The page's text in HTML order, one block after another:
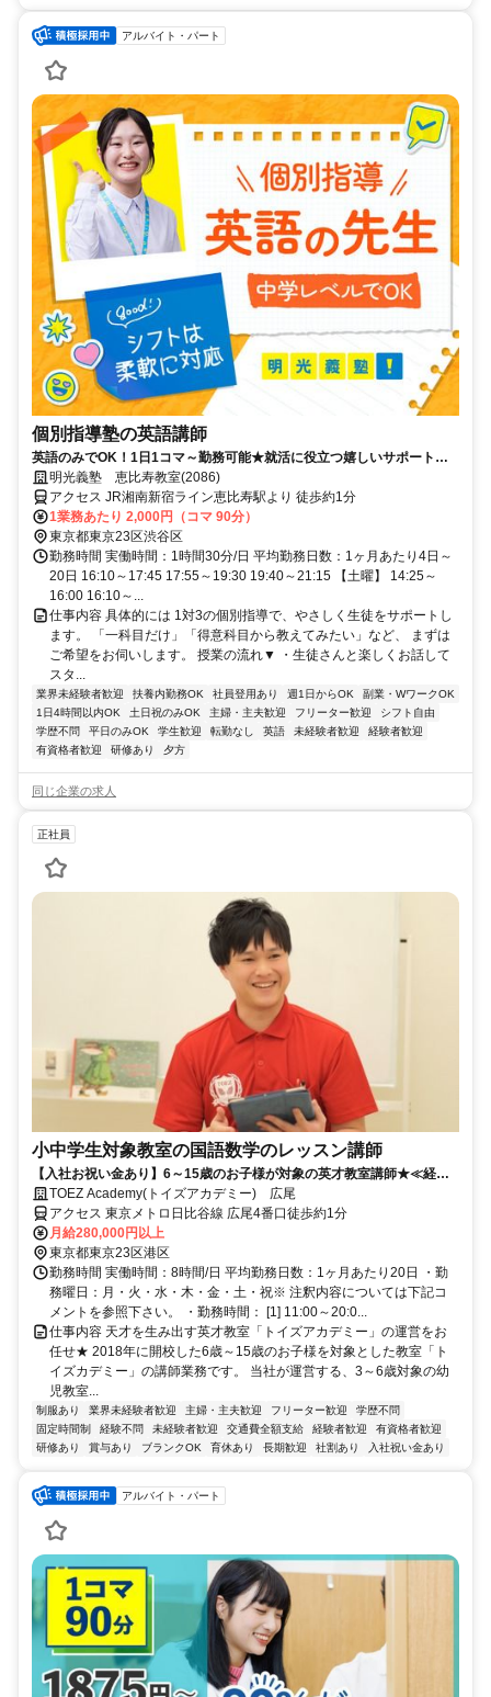
アルバイト・パート
個別指導塾の英語講師
英語のみでOK！1日1コマ～勤務可能★就活に役立つ嬉しいサポートも
◎ミドル・シニアも活躍中
明光義塾 恵比寿教室(2086)
アクセス JR湘南新宿ライン恵比寿駅より 徒歩約1分
1業務あたり 2,000円（コマ 90分）
東京都東京23区渋谷区
勤務時間 実働時間：1時間30分/日 平均勤務日数：1ヶ月あたり4日～
20日 16:10～17:45 17:55～19:30 19:40～21:15 【土曜】 14:25～
16:00 16:10～...
仕事内容 具体的には 1対3の個別指導で、やさしく生徒をサポートし
ます。 「一科目だけ」「得意科目から教えてみたい」など、 まずは
ご希望をお伺いします。 授業の流れ▼ ・生徒さんと楽しくお話して
スタ...
業界未経験者歓迎 扶養内勤務OK 社員登用あり 週1日からOK
副業・WワークOK
1日4時間以内OK
土日祝のみOK 主婦・主夫歓迎 フリーター歓迎
シフト自由
学歴不問
平日のみOK 学生歓迎 転勤なし 英語 未経験者歓迎
経験者歓迎
有資格者歓迎
研修あり 夕方
同じ企業の求人
正社員
小中学生対象教室の国語数学のレッスン講師
【入社お祝い金あり】6～15歳のお子様が対象の英才教室講師★≪経験/
資格不要≫
TOEZ Academy(トイズアカデミー) 広尾
アクセス 東京メトロ日比谷線 広尾4番口徒歩約1分
月給280,000円以上
東京都東京23区港区
勤務時間 実働時間：8時間/日 平均勤務日数：1ヶ月あたり20日 ・勤
務曜日：月・火・水・木・金・土・祝※ 注釈内容については下記コ
メントを参照下さい。 ・勤務時間： [1] 11:00～20:0...
仕事内容 天才を生み出す英才教室「トイズアカデミー」の運営をお
任せ★ 2018年に開校した6歳～15歳のお子様を対象とした教室「ト
イズカデミー」の講師業務です。 当社が運営する、3～6歳対象の幼
児教室...
制服あり 業界未経験者歓迎 主婦・主夫歓迎 フリーター歓迎
学歴不問
固定時間制
経験不問 未経験者歓迎 交通費全額支給 経験者歓迎
有資格者歓迎
研修あり
賞与あり ブランクOK 育休あり 長期歓迎 社割あり 入社祝い金あり
アルバイト・パート